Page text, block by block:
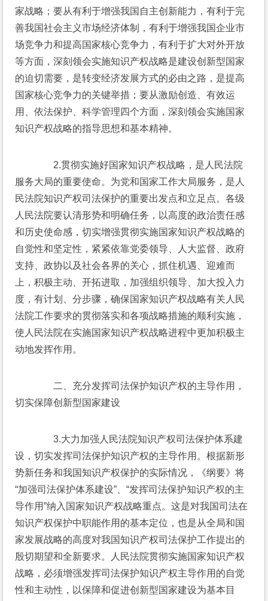
家战略；要从有利于增强我国自主创新能力，有利于完
善我国社会主义市场经济体制，有利于增强我国企业市
场竞争力和提高国家核心竞争力，有利于扩大对外开放
等方面，深刻领会实施知识产权战略是建设创新型国家
的迫切需要，是转变经济发展方式的必由之路，是提高
国家核心竞争力的关键举措；要从激励创造、有效运
用、依法保护、科学管理四个方面，深刻领会实施国家
知识产权战略的指导思想和基本精神。
2.贯彻实施好国家知识产权战略，是人民法院
服务大局的重要使命。为党和国家工作大局服务，是人
民法院知识产权司法保护的重要出发点和立足点。各级
人民法院要认清形势和明确任务，以高度的政治责任感
和历史使命感，切实增强贯彻实施国家知识产权战略的
自觉性和坚定性，紧紧依靠党委领导、人大监督、政府
支持、政协以及社会各界的关心，抓住机遇、迎难而
上，积极主动、开拓进取，加强组织领导、加大投入力
度，有计划、分步骤，确保国家知识产权战略有关人民
法院工作要求的贯彻落实和各项战略措施的顺利实施，
使人民法院在实施国家知识产权战略进程中更加积极主
动地发挥作用。
二、充分发挥司法保护知识产权的主导作用，
切实保障创新型国家建设
3.大力加强人民法院知识产权司法保护体系建
设，切实发挥司法保护知识产权的主导作用。根据新形
势新任务和我国知识产权保护的实际情况，《纲要》将
“加强司法保护体系建设”、“发挥司法保护知识产权的主
导作用”纳入国家知识产权战略重点。这是对我国司法在
知识产权保护中职能作用的基本定位，也是从全局和国
家发展战略的高度对我国知识产权司法保护工作提出的
殷切期望和全新要求。人民法院贯彻实施国家知识产权
战略，必须增强发挥司法保护知识产权主导作用的自觉
性和主动性，以保障和促进创新型国家建设为基本目